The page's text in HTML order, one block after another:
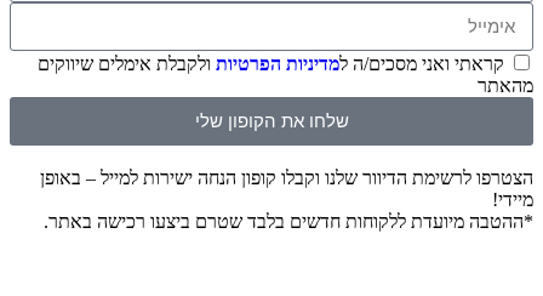
קראתי ואני מסכים/ה למדיניות הפרטיות ולקבלת אימלים שיווקים
מהאתר
שלחו את הקופון שלי
הצטרפו לרשימת הדיוור שלנו וקבלו קופון הנחה ישירות למייל – באופן
מיידי!
*ההטבה מיועדת ללקוחות חדשים בלבד שטרם ביצעו רכישה באתר.